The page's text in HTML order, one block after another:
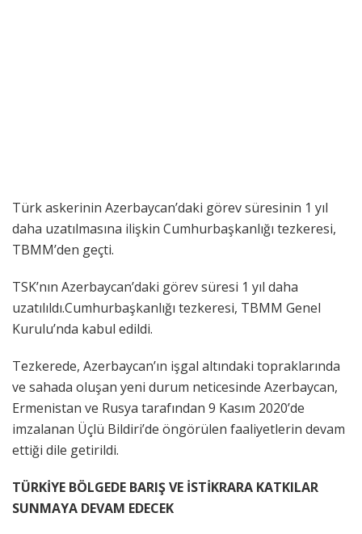
Türk askerinin Azerbaycan’daki görev süresinin 1 yıl
daha uzatılmasına ilişkin Cumhurbaşkanlığı tezkeresi,
TBMM’den geçti.
TSK’nın Azerbaycan’daki görev süresi 1 yıl daha
uzatılıldı.Cumhurbaşkanlığı tezkeresi, TBMM Genel
Kurulu’nda kabul edildi.
Tezkerede, Azerbaycan’ın işgal altındaki topraklarında
ve sahada oluşan yeni durum neticesinde Azerbaycan,
Ermenistan ve Rusya tarafından 9 Kasım 2020’de
imzalanan Üçlü Bildiri’de öngörülen faaliyetlerin devam
ettiği dile getirildi.
TÜRKİYE BÖLGEDE BARIŞ VE İSTİKRARA KATKILAR
SUNMAYA DEVAM EDECEK